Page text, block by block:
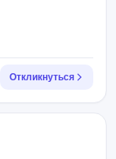
Откликнуться